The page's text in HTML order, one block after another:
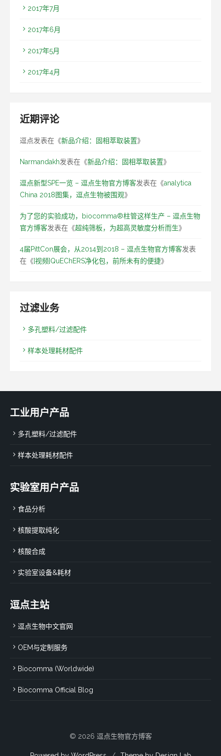
2017年7月
2017年6月
2017年5月
2017年4月
近期评论
逗点发表在《新品介绍：固相萃取装置》
Narmandakh发表在《新品介绍：固相萃取装置》
逗点新型SPE一览 – 逗点生物官方博客发表在《analytica
China 2018图集，逗点生物被围观》
为了您的实验成功，biocomma®柱管这样生产 – 逗点生物
官方博客发表在《超纯筛板，为超高灵敏度分析而生》
4届PittCon展会，从2014到2018 – 逗点生物官方博客发表
在《[视频]QuEChERS净化包，前所未有的便捷》
过滤业务
多孔塑料/过滤配件
样本处理耗材配件
工业用户产品
多孔塑料/过滤配件
样本处理耗材配件
实验室用户产品
食品分析
核酸提取纯化
核酸合成
实验室设备&耗材
逗点主站
逗点生物中文官网
OEM与定制服务
Biocomma (Worldwide)
Biocomma Official Blog
© 2026 逗点生物官方博客